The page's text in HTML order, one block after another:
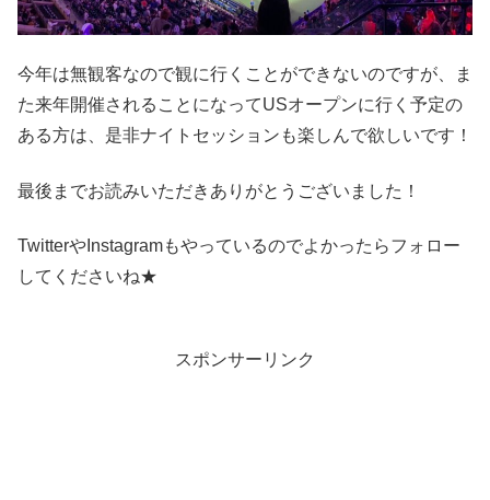
今年は無観客なので観に行くことができないのですが、ま
た来年開催されることになってUSオープンに行く予定の
ある方は、是非ナイトセッションも楽しんで欲しいです！
最後までお読みいただきありがとうございました！
TwitterやInstagramもやっているのでよかったらフォロー
してくださいね★
スポンサーリンク